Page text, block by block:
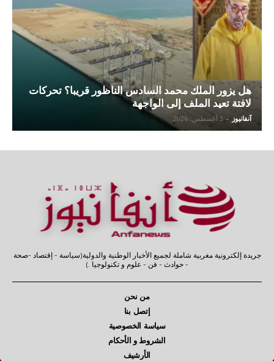
هل يزور الملك محمد السادس الناظور قريبا؟ تحركات
لافتة تعيد الملف إلى الواجهة
آنفانيوز - 3 أغسطس، 2026
جريدة إلكترونية مغربية شاملة لجميع الأخبار الوطنية والدولية(سياسة - إقتصاد -صحة
- حوادث - فن - علوم و تكنولوجيا .)
من نحن
إتصل بنا
سياسة الخصوصية
الشروط و الأحكام
الأرشيف